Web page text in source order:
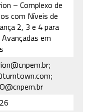
– Complexo de
com Níveis de
2, 3 e 4 para
em